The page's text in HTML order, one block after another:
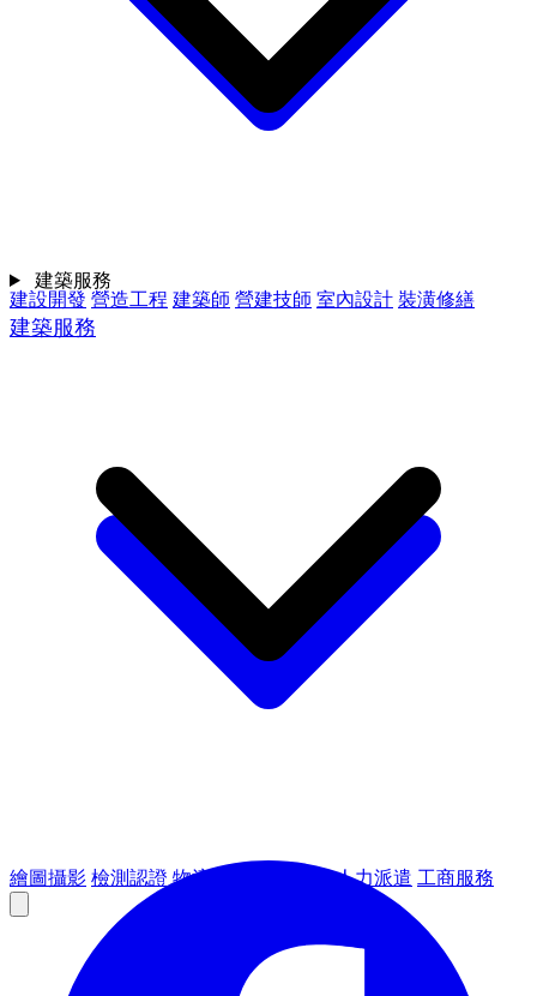
建設開發 營造工程 建築師 營建技師 室內設計 裝潢修繕
建築服務
繪圖攝影 檢測認證 物流倉儲 人力派遣 工商服務
建築服務